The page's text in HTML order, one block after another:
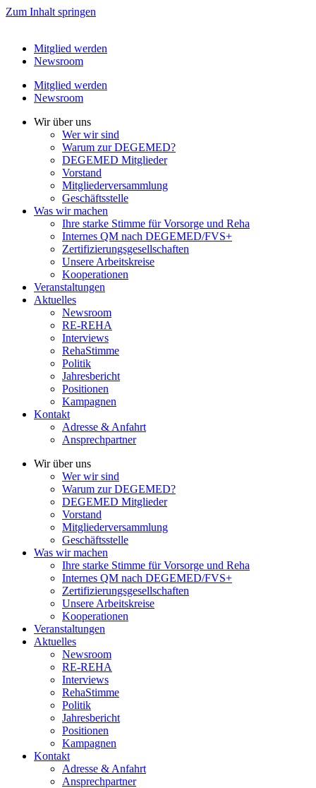
Zum Inhalt springen
Mitglied werden
Newsroom
Mitglied werden
Newsroom
Wir über uns
Wer wir sind
Warum zur DEGEMED?
DEGEMED Mitglieder
Vorstand
Mitgliederversammlung
Geschäftsstelle
Was wir machen
Ihre starke Stimme für Vorsorge und Reha
Internes QM nach DEGEMED/FVS+
Zertifizierungs­­gesellschaften
Unsere Arbeitskreise
Kooperationen
Veranstaltungen
Aktuelles
Newsroom
RE-REHA
Interviews
RehaStimme
Politik
Jahresbericht
Positionen
Kampagnen
Kontakt
Adresse & Anfahrt
Ansprechpartner
Wir über uns
Wer wir sind
Warum zur DEGEMED?
DEGEMED Mitglieder
Vorstand
Mitgliederversammlung
Geschäftsstelle
Was wir machen
Ihre starke Stimme für Vorsorge und Reha
Internes QM nach DEGEMED/FVS+
Zertifizierungs­­gesellschaften
Unsere Arbeitskreise
Kooperationen
Veranstaltungen
Aktuelles
Newsroom
RE-REHA
Interviews
RehaStimme
Politik
Jahresbericht
Positionen
Kampagnen
Kontakt
Adresse & Anfahrt
Ansprechpartner